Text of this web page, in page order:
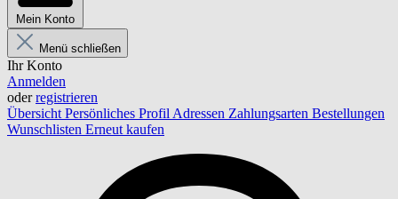
Mein Konto
Menü schließen
Ihr Konto
Anmelden
oderregistrieren
Übersicht Persönliches Profil Adressen Zahlungsarten Bestellungen
Wunschlisten Erneut kaufen